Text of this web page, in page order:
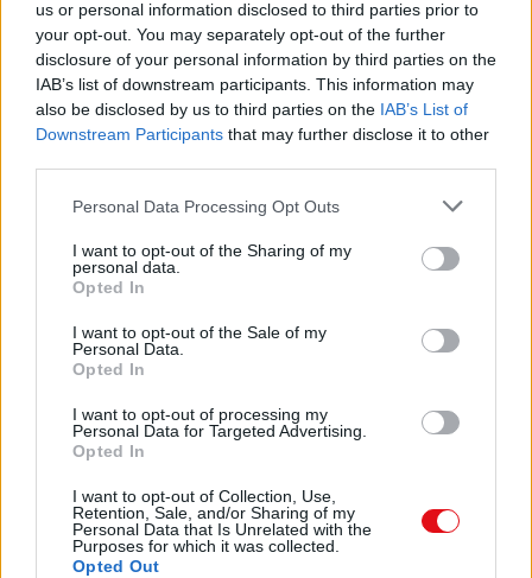
us or personal information disclosed to third parties prior to
your opt-out. You may separately opt-out of the further
disclosure of your personal information by third parties on the
IAB’s list of downstream participants. This information may
also be disclosed by us to third parties on the IAB’s List of
Downstream Participants that may further disclose it to other
Personal Data Processing Opt Outs
I want to opt-out of the Sharing of my
personal data.
Opted In
I want to opt-out of the Sale of my
Personal Data.
Opted In
I want to opt-out of processing my
Personal Data for Targeted Advertising.
Opted In
I want to opt-out of Collection, Use,
Retention, Sale, and/or Sharing of my
Personal Data that Is Unrelated with the
Purposes for which it was collected.
Opted Out
= 3 € 90
=5€
= 2 € 50